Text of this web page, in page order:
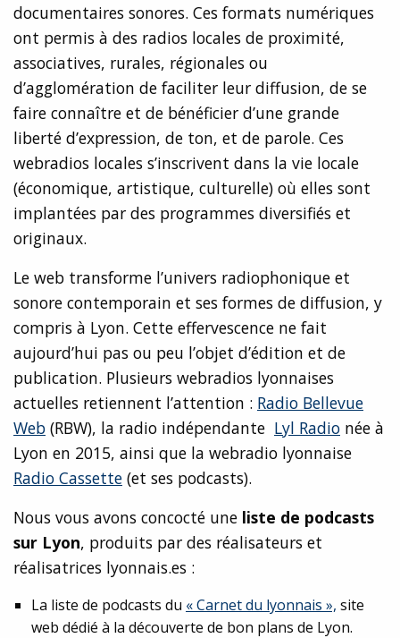
documentaires sonores. Ces formats numériques
ont permis à des radios locales de proximité,
associatives, rurales, régionales ou
d’agglomération de faciliter leur diffusion, de se
faire connaître et de bénéficier d’une grande
liberté d’expression, de ton, et de parole. Ces
webradios locales s’inscrivent dans la vie locale
(économique, artistique, culturelle) où elles sont
implantées par des programmes diversifiés et
originaux.
Le web transforme l’univers radiophonique et
sonore contemporain et ses formes de diffusion, y
compris à Lyon. Cette effervescence ne fait
aujourd’hui pas ou peu l’objet d’édition et de
publication. Plusieurs webradios lyonnaises
actuelles retiennent l’attention : Radio Bellevue
Web (RBW), la radio indépendante Lyl Radio née à
Lyon en 2015, ainsi que la webradio lyonnaise
Radio Cassette (et ses podcasts).
Nous vous avons concocté une liste de podcasts
sur Lyon, produits par des réalisateurs et
réalisatrices lyonnais.es :
La liste de podcasts du « Carnet du lyonnais », site
web dédié à la découverte de bon plans de Lyon.